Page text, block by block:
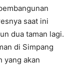
saat ini
dua taman lagi.
di Simpang
yang akan